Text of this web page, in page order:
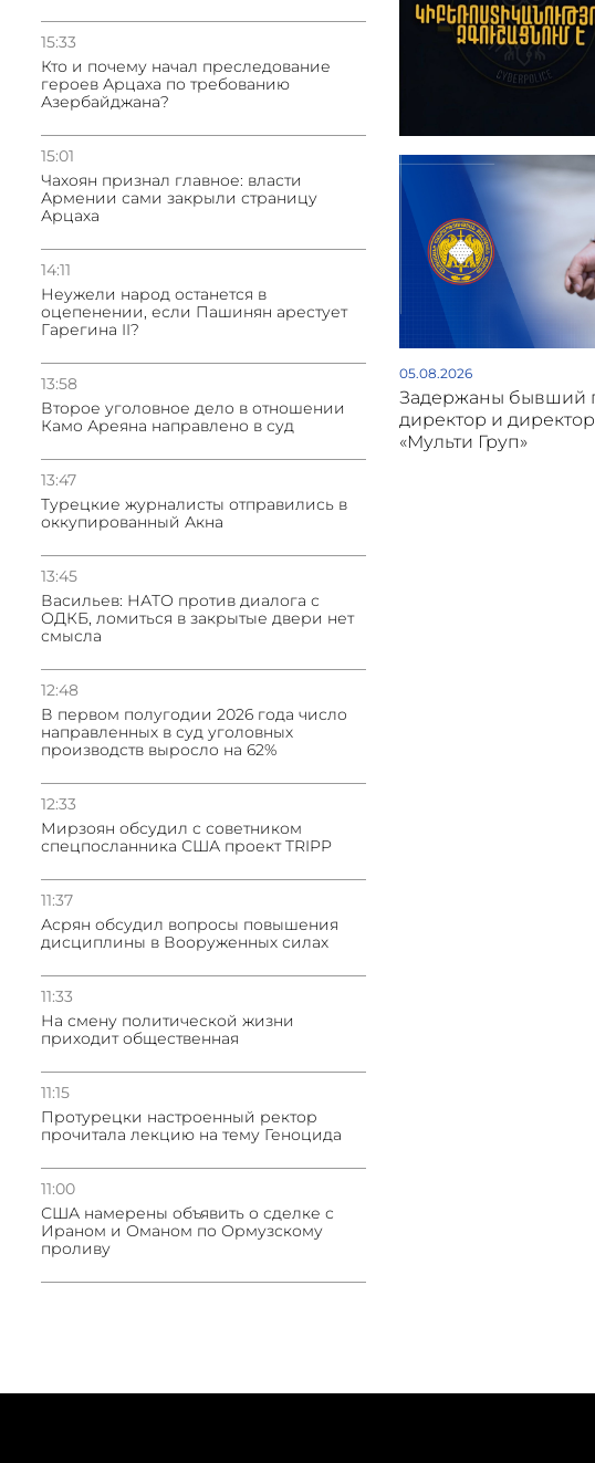
15:33
Кто и почему начал преследование
героев Арцаха по требованию
Азербайджана?
15:01
Чахоян признал главное: власти
Армении сами закрыли страницу
Арцаха
14:11
Неужели народ останется в
оцепенении, если Пашинян арестует
Гарегина II?
13:58
Второе уголовное дело в отношении
Камо Ареяна направлено в суд
13:47
Турецкие журналисты отправились в
оккупированный Акна
13:45
Васильев: НАТО против диалога с
ОДКБ, ломиться в закрытые двери нет
смысла
12:48
В первом полугодии 2026 года число
направленных в суд уголовных
производств выросло на 62%
12:33
Мирзоян обсудил с советником
спецпосланника США проект TRIPP
11:37
Асрян обсудил вопросы повышения
дисциплины в Вооруженных силах
11:33
На смену политической жизни
приходит общественная
11:15
Протурецки настроенный ректор
прочитала лекцию на тему Геноцида
11:00
США намерены объявить о сделке с
Ираном и Оманом по Ормузскому
проливу
05.08.2026
Задержаны бывший
директор и
«Мульти Груп»